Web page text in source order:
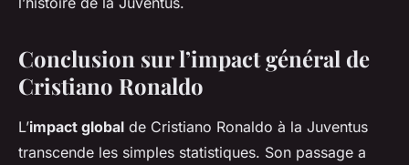
Conclusion sur l’impact général de
Cristiano Ronaldo
L’impact global de Cristiano Ronaldo à la Juventus
transcende les simples statistiques. Son passage a